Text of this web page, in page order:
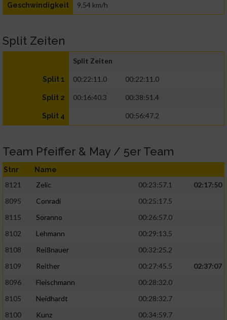
Geschwindigkeit 9,54 km/h
Split Zeiten
Split Zeiten
Split 1 00:22:11.0 00:22:11.0
Split 2 00:16:40.3 00:38:51.4
Split 4 00:56:47.2
Team Pfeiffer & May / 5er Team
Stnr Name
8121 Zelic 00:23:57.1
02:17:50
8095
Conradi
00:25:17.5
8115
Soranno
00:26:57.0
8102
Lehmann
00:29:13.5
8108
Reißnauer
00:32:25.2
8109
Reither 00:27:45.5
02:37:07
8096
Fleischmann
00:28:32.0
8105
Neidhardt
00:28:32.7
8100
Kunz
00:34:59.7